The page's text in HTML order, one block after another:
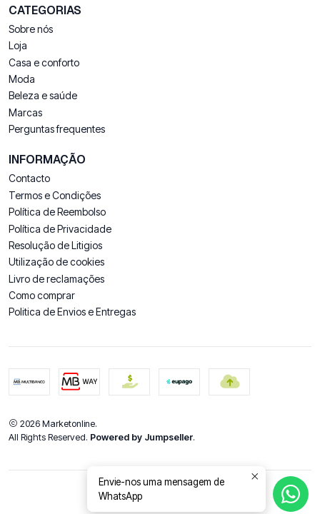
CATEGORIAS
Sobre nós
Loja
Casa e conforto
Moda
Beleza e saúde
Marcas
Perguntas frequentes
INFORMAÇÃO
Contacto
Termos e Condições
Política de Reembolso
Política de Privacidade
Resolução de Litigios
Utilização de cookies
Livro de reclamações
Como comprar
Politica de Envios e Entregas
2026 Marketonline.
All Rights Reserved. Powered by Jumpseller.
DE VOLTA AO TOPO
Envie-nos uma mensagem de
WhatsApp